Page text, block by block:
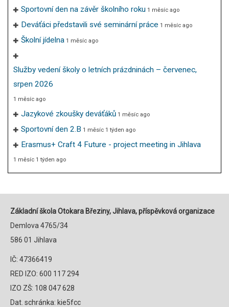
Sportovní den na závěr školního roku 1 měsíc ago
Deváťáci představili své seminární práce 1 měsíc ago
Školní jídelna 1 měsíc ago
Služby vedení školy o letních prázdninách – červenec,
srpen 2026
1 měsíc ago
Jazykové zkoušky deváťáků 1 měsíc ago
Sportovní den 2.B 1 měsíc 1 týden ago
Erasmus+ Craft 4 Future - project meeting in Jihlava
1 měsíc 1 týden ago
Základní škola Otokara Březiny, Jihlava, příspěvková organizace
Demlova 4765/34
586 01 Jihlava
IČ: 47366419
RED IZO: 600 117 294
IZO ZŠ: 108 047 628
Dat. schránka: kie5fcc